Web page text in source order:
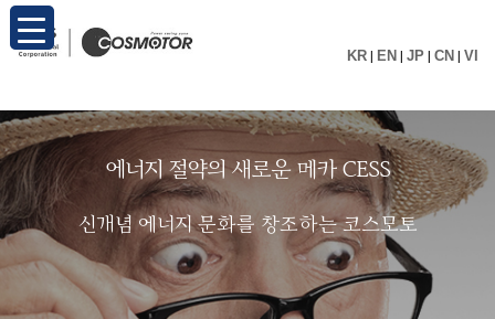
KR | EN | JP | CN | VI
에너지 절약의 새로운 메카 CESS
신개념 에너지 문화를 창조하는 코스모토